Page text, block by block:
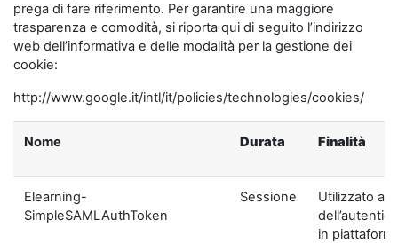
prega di fare riferimento. Per garantire una maggiore
trasparenza e comodità, si riporta qui di seguito l’indirizzo
web dell’informativa e delle modalità per la gestione dei
cookie:
http://www.google.it/intl/it/policies/technologies/cookies/
Nome Durata Finalità
Elearning-
SimpleSAMLAuthToken
Sessione
Utilizzato ai
in